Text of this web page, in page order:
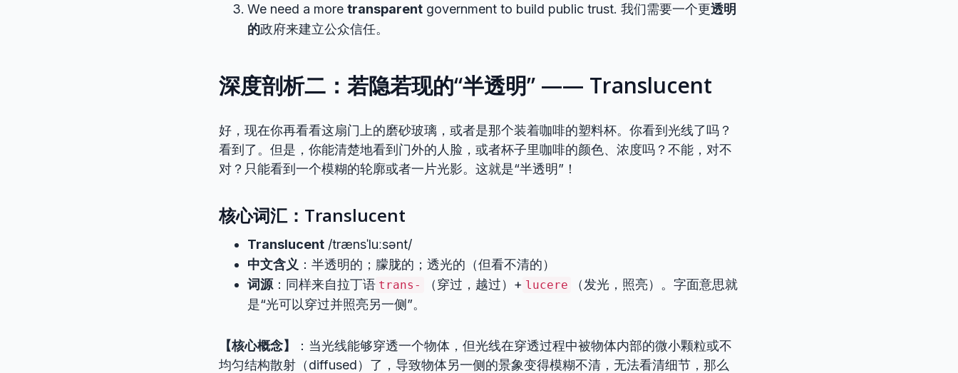
We need a more transparent government to build public trust. 我们需要一个更透明
的政府来建立公众信任。
深度剖析二：若隐若现的“半透明” —— Translucent
好，现在你再看看这扇门上的磨砂玻璃，或者是那个装着咖啡的塑料杯。你看到光线了吗？
看到了。但是，你能清楚地看到门外的人脸，或者杯子里咖啡的颜色、浓度吗？不能，对不
对？只能看到一个模糊的轮廓或者一片光影。这就是“半透明”！
核心词汇：Translucent
Translucent /trænsˈluːsənt/
中文含义 ：半透明的；朦胧的；透光的（但看不清的）
词源 ：同样来自拉丁语 trans- （穿过，越过）+ lucere
（发光，照亮）。字面意思就
是“光可以穿过并照亮另一侧”。
【核心概念】
：当光线能够穿透一个物体，但光线在穿透过程中被物体内部的微小颗粒或不
均匀结构散射（diffused）了，导致物体另一侧的景象变得模糊不清，无法看清细节，那么